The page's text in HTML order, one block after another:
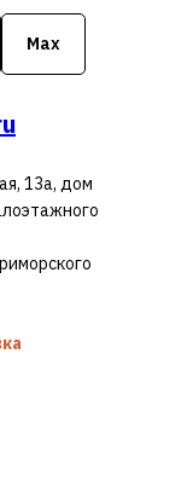
13а, дом
Max